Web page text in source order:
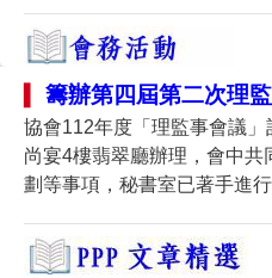
籌辦第四屆第二次理
協會112年度「理監事會議
尚宴4樓翡翠廳辦理，會中共
劃等事項，秘書室已著手進行